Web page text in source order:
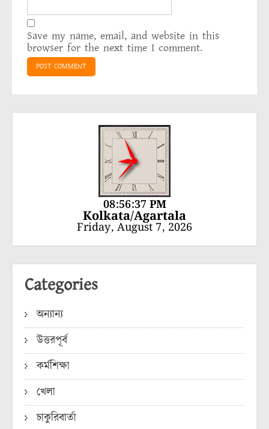
Save my name, email, and website in this
browser for the next time I comment.
08:56:37 PM
Kolkata/Agartala
Friday, August 7, 2026
Categories
অন্যান্য
উত্তরপূর্ব
কর্মশিক্ষা
খেলা
চাকুরিবার্তা